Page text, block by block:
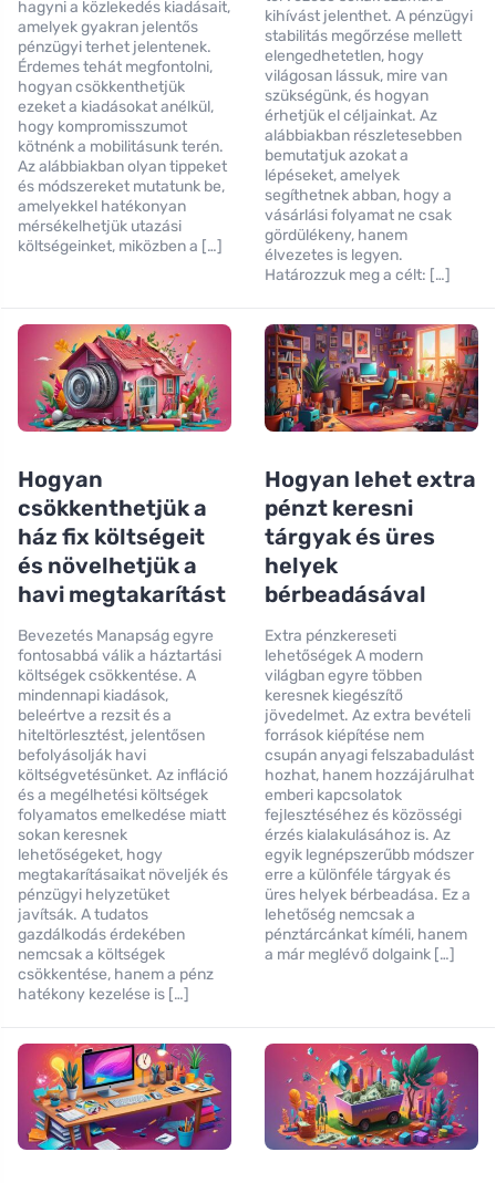
hagyni a közlekedés kiadásait,
amelyek gyakran jelentős
pénzügyi terhet jelentenek.
Érdemes tehát megfontolni,
hogyan csökkenthetjük
ezeket a kiadásokat anélkül,
hogy kompromisszumot
kötnénk a mobilitásunk terén.
Az alábbiakban olyan tippeket
és módszereket mutatunk be,
amelyekkel hatékonyan
mérsékelhetjük utazási
költségeinket, miközben a […]
kihívást jelenthet. A pénzügyi
stabilitás megőrzése mellett
elengedhetetlen, hogy
világosan lássuk, mire van
szükségünk, és hogyan
érhetjük el céljainkat. Az
alábbiakban részletesebben
bemutatjuk azokat a
lépéseket, amelyek
segíthetnek abban, hogy a
vásárlási folyamat ne csak
gördülékeny, hanem
élvezetes is legyen.
Határozzuk meg a célt: […]
Hogyan
csökkenthetjük a
ház fix költségeit
és növelhetjük a
havi megtakarítást
Bevezetés Manapság egyre
fontosabbá válik a háztartási
költségek csökkentése. A
mindennapi kiadások,
beleértve a rezsit és a
hiteltörlesztést, jelentősen
befolyásolják havi
költségvetésünket. Az infláció
és a megélhetési költségek
folyamatos emelkedése miatt
sokan keresnek
lehetőségeket, hogy
megtakarításaikat növeljék és
pénzügyi helyzetüket
javítsák. A tudatos
gazdálkodás érdekében
nemcsak a költségek
csökkentése, hanem a pénz
hatékony kezelése is […]
Hogyan lehet extra
pénzt keresni
tárgyak és üres
helyek
bérbeadásával
Extra pénzkereseti
lehetőségek A modern
világban egyre többen
keresnek kiegészítő
jövedelmet. Az extra bevételi
források kiépítése nem
csupán anyagi felszabadulást
hozhat, hanem hozzájárulhat
emberi kapcsolatok
fejlesztéséhez és közösségi
érzés kialakulásához is. Az
egyik legnépszerűbb módszer
erre a különféle tárgyak és
üres helyek bérbeadása. Ez a
lehetőség nemcsak a
pénztárcánkat kíméli, hanem
a már meglévő dolgaink […]